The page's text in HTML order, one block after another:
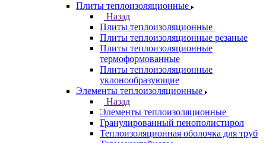
Плиты теплоизоляционные
Назад
Плиты теплоизоляционные
Плиты теплоизоляционные резаные
Плиты теплоизоляционные
термоформованные
Плиты теплоизоляционные
уклонообразующие
Элементы теплоизоляционные
Назад
Элементы теплоизоляционные
Гранулированный пенополистирол
Теплоизоляционная оболочка для труб